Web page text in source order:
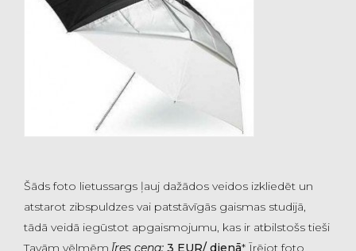
Šāds foto lietussargs ļauj dažādos veidos izkliedēt un
atstarot zibspuldzes vai patstāvīgās gaismas studijā,
tādā veidā iegūstot apgaismojumu, kas ir atbilstošs tieši
Tavām vēlmēm. Īres cena: 3 EUR/ dienā* Īrējot foto